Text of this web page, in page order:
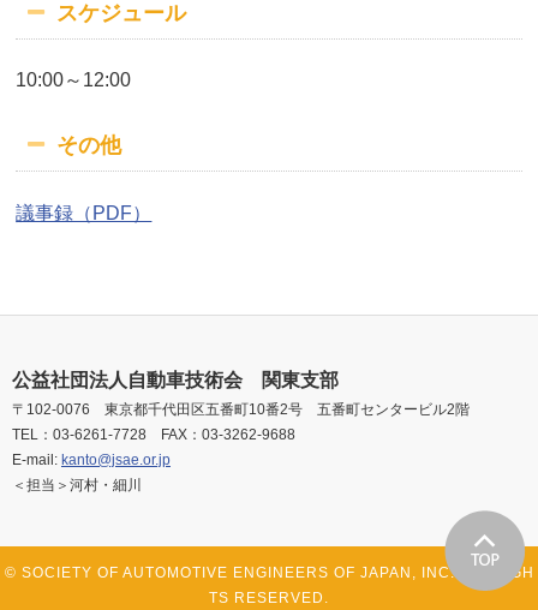
スケジュール
10:00～12:00
その他
議事録（PDF）
公益社団法人自動車技術会 関東支部
〒102-0076 東京都千代田区五番町10番2号 五番町センタービル2階
TEL：03-6261-7728 FAX：03-3262-9688
E-mail: kanto@jsae.or.jp
＜担当＞河村・細川
© SOCIETY OF AUTOMOTIVE ENGINEERS OF JAPAN, INC. ALL RIGH
TS RESERVED.